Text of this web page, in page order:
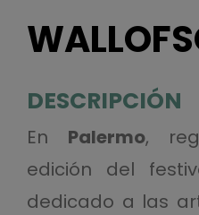
DESCRIPCIÓN
En Palermo,
edición del
dedicado a las